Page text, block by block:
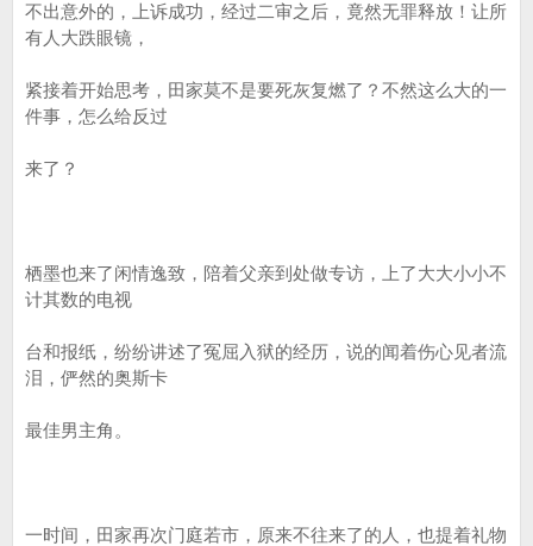
不出意外的，上诉成功，经过二审之后，竟然无罪释放！让所
有人大跌眼镜，
紧接着开始思考，田家莫不是要死灰复燃了？不然这么大的一
件事，怎么给反过
来了？
栖墨也来了闲情逸致，陪着父亲到处做专访，上了大大小小不
计其数的电视
台和报纸，纷纷讲述了冤屈入狱的经历，说的闻着伤心见者流
泪，俨然的奥斯卡
最佳男主角。
一时间，田家再次门庭若市，原来不往来了的人，也提着礼物